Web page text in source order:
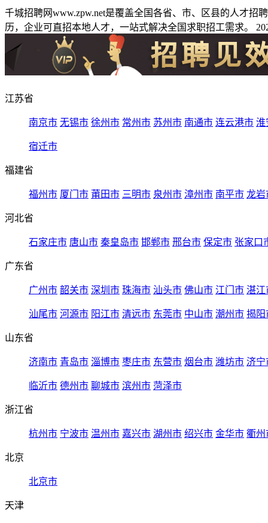
千城招聘网www.zpw.net是覆盖全国各省、市、区县的人才
历，企业可直招本地人才，一站式解决全国求职招工需求。
江苏省
南京市 无锡市 徐州市 常州市 苏州市 南通市 连云港市 淮
宿迁市
福建省
福州市 厦门市 莆田市 三明市 泉州市 漳州市 南平市 龙岩
河北省
石家庄市 唐山市 秦皇岛市 邯郸市 邢台市 保定市 张家口
广东省
广州市 韶关市 深圳市 珠海市 汕头市 佛山市 江门市 湛江
汕尾市 河源市 阳江市 清远市 东莞市 中山市 潮州市 揭阳
山东省
济南市 青岛市 淄博市 枣庄市 东营市 烟台市 潍坊市 济宁
临沂市 德州市 聊城市 滨州市 菏泽市
浙江省
杭州市 宁波市 温州市 嘉兴市 湖州市 绍兴市 金华市 衢州
北京
北京市
天津